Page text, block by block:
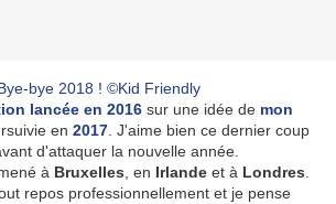
lancée en 2016 sur une idée de mon
en 2017 . J'aime bien ce dernier coup
d'attaquer la nouvelle année.
à Bruxelles , en Irlande et à Londres
repos professionnellement et je pense